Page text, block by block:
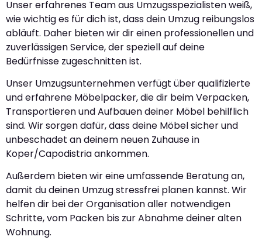
Unser erfahrenes Team aus Umzugsspezialisten weiß,
wie wichtig es für dich ist, dass dein Umzug reibungslos
abläuft. Daher bieten wir dir einen professionellen und
zuverlässigen Service, der speziell auf deine
Bedürfnisse zugeschnitten ist.
Unser Umzugsunternehmen verfügt über qualifizierte
und erfahrene Möbelpacker, die dir beim Verpacken,
Transportieren und Aufbauen deiner Möbel behilflich
sind. Wir sorgen dafür, dass deine Möbel sicher und
unbeschadet an deinem neuen Zuhause in
Koper/Capodistria ankommen.
Außerdem bieten wir eine umfassende Beratung an,
damit du deinen Umzug stressfrei planen kannst. Wir
helfen dir bei der Organisation aller notwendigen
Schritte, vom Packen bis zur Abnahme deiner alten
Wohnung.